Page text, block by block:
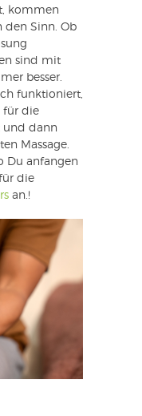
kommen
den Sinn. Ob
sind mit
besser.
funktioniert,
für die
und dann
Massage.
Du anfangen
die
an.!